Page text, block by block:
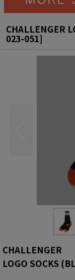
CHALLENGER
023-051]
CHALLENGER
LOGO SOCKS